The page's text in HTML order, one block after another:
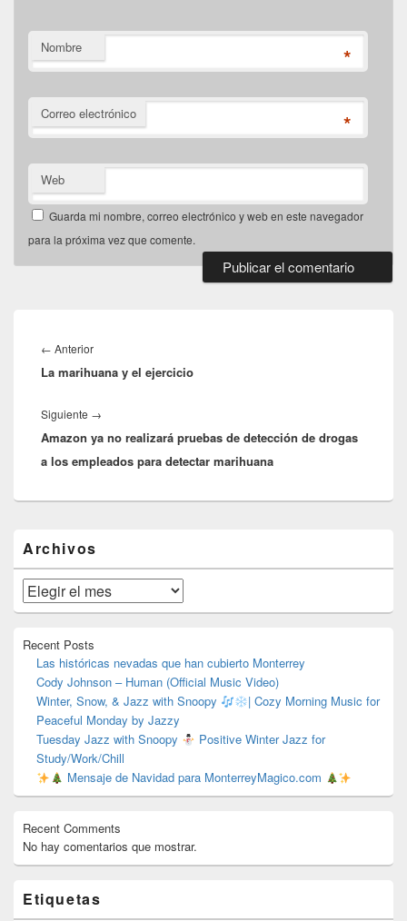
Nombre *
Correo electrónico *
Web
Guarda mi nombre, correo electrónico y web en este navegador
para la próxima vez que comente.
de
entradas
← AnteriorEntrada
anterior:
La marihuana y el ejercicio
Siguiente →
siguiente:
Amazon ya no realizará pruebas de detección de drogas
a los empleados para detectar marihuana
área
de
widget
barra
lateral
Archivos
Archivos
Recent Posts
Las históricas nevadas que han cubierto Monterrey
Cody Johnson – Human (Official Music Video)
Winter, Snow, & Jazz with Snoopy
| Cozy Morning Music for
Peaceful Monday by Jazzy
Tuesday Jazz with Snoopy
Positive Winter Jazz for
Study/Work/Chill
Mensaje de Navidad para MonterreyMagico.com
Recent Comments
No hay comentarios que mostrar.
Etiquetas